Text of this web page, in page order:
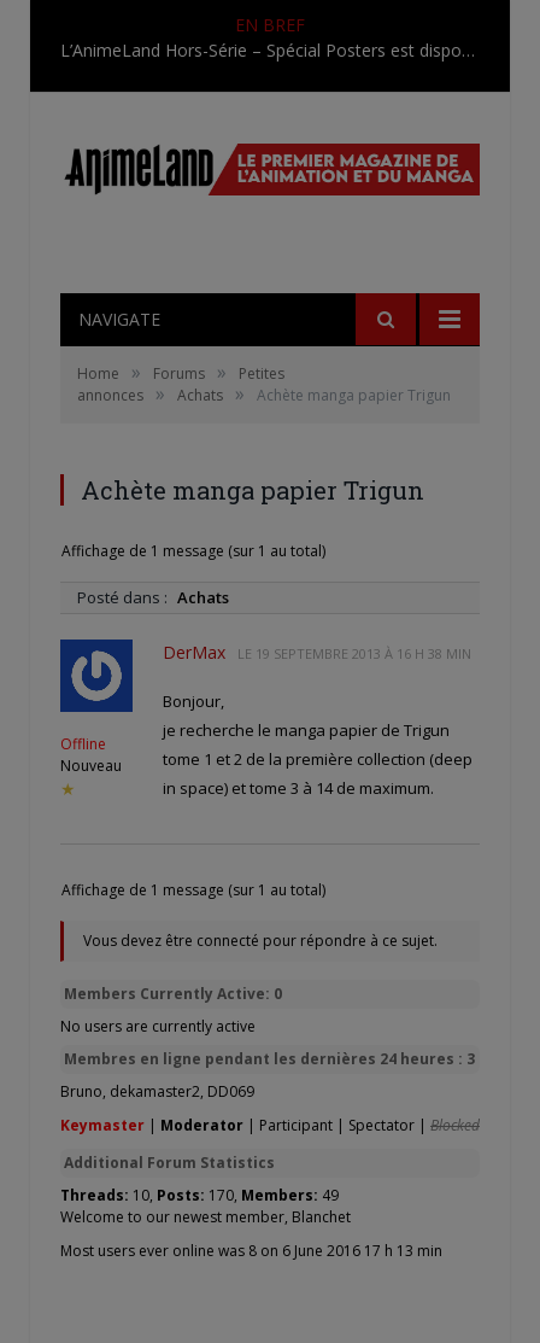
EN BREF
L’AnimeLand Hors-Série – Spécial Posters est disponible !
NAVIGATE
Home » Forums »
Petites
annonces
» Achats » Achète manga papier Trigun
Achète manga papier Trigun
Affichage de 1 message (sur 1 au total)
Posté dans : Achats
Offline
Nouveau
★
DerMax LE 19 SEPTEMBRE 2013 À 16 H 38 MIN
Bonjour,
je recherche le manga papier de Trigun
tome 1 et 2 de la première collection (deep
in space) et tome 3 à 14 de maximum.
Affichage de 1 message (sur 1 au total)
Vous devez être connecté pour répondre à ce sujet.
Members Currently Active: 0
No users are currently active
Membres en ligne pendant les dernières 24 heures : 3
Bruno, dekamaster2, DD069
Keymaster | Moderator | Participant | Spectator | Blocked
Additional Forum Statistics
Threads: 10, Posts: 170, Members: 49
Welcome to our newest member, Blanchet
Most users ever online was 8 on 6 June 2016 17 h 13 min